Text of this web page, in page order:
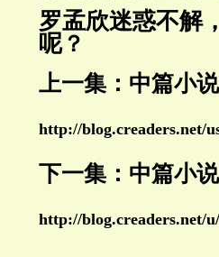
罗孟欣迷惑不解
呢？
上一集：中篇小
http://blog.creaders.net/
下一集：中篇小
http://blog.creaders.net/